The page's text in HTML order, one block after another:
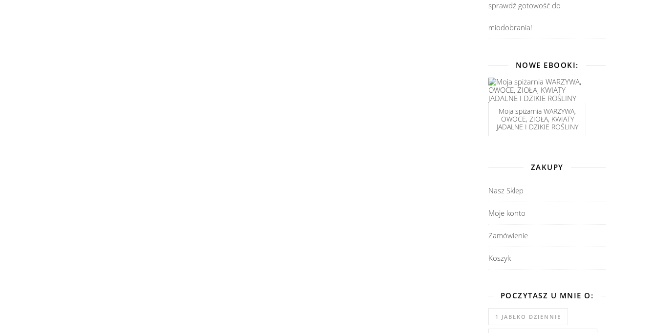
sprawdź gotowość do
miodobrania!
NOWE EBOOKI:
Moja spiżarnia WARZYWA,
OWOCE, ZIOŁA, KWIATY
JADALNE I DZIKIE ROŚLINY
ZAKUPY
Nasz Sklep
Moje konto
Zamówienie
Koszyk
POCZYTASZ U MNIE O:
1 JABŁKO DZIENNIE